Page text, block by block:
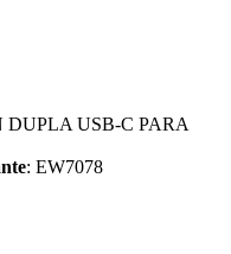
USB-C PARA
: EW7078